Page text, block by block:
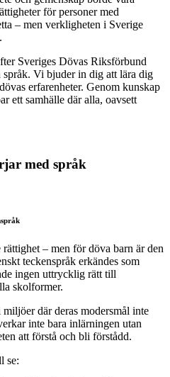
för personer med
– men verkligheten i Sverige
Sveriges Dövas Riksförbund
Vi bjuder in dig att lära dig
erfarenheter. Genom kunskap
ett samhälle där alla, oavsett
med språk
– men för döva barn är den
teckenspråk erkändes som
ingen uttrycklig rätt till
skolformer.
där deras modersmål inte
inte bara inlärningen utan
att förstå och bli förstådd.
se: